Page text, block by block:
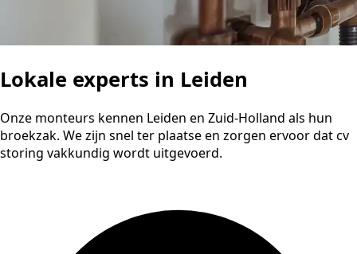
Lokale experts in Leiden
Onze monteurs kennen Leiden en Zuid-Holland als hun
broekzak. We zijn snel ter plaatse en zorgen ervoor dat cv
storing vakkundig wordt uitgevoerd.